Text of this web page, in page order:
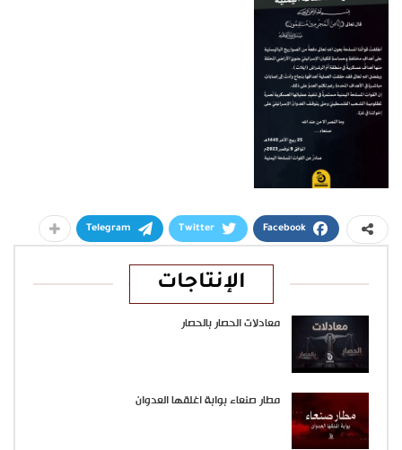
Facebook
Twitter
Telegram
الإنتاجات
معادلات الحصار بالحصار
مطار صنعاء بوابة اغلقها العدوان